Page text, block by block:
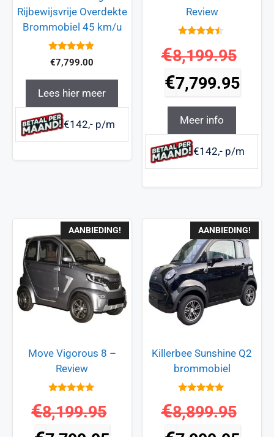
Rijbewijsvrije Overdekte
Brommobiel 45 km/u
4.7
van 5
€7,799.00
Lees hier meer
€142,- p/m
Review
van 5
€8,199.95
€7,799.95
Meer info
€142,- p/m
AANBIEDING!
Move Vigorous 8 –
Review
van 5
€8,199.95
AANBIEDING!
Killerbee Sunshine Q2
brommobiel
van 5
€8,899.95